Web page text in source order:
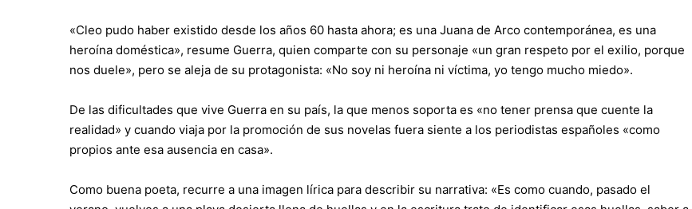
«Cleo pudo haber existido desde los años 60 hasta ahora; es una Juana de Arco contemporánea, es una
heroína doméstica», resume Guerra, quien comparte con su personaje «un gran respeto por el exilio, porque
nos duele», pero se aleja de su protagonista: «No soy ni heroína ni víctima, yo tengo mucho miedo».
De las dificultades que vive Guerra en su país, la que menos soporta es «no tener prensa que cuente la
realidad» y cuando viaja por la promoción de sus novelas fuera siente a los periodistas españoles «como
propios ante esa ausencia en casa».
Como buena poeta, recurre a una imagen lírica para describir su narrativa: «Es como cuando, pasado el